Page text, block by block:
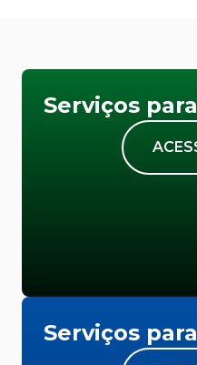
Serviços
Serviços